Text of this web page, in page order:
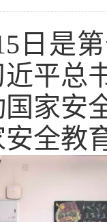
日是
平总
家安
全教